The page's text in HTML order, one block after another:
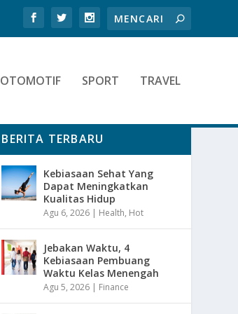
OTOMOTIF SPORT TRAVEL
BERITA TERBARU
Kebiasaan Sehat Yang
Dapat Meningkatkan
Kualitas Hidup
Agu 6, 2026 | Health, Hot
Jebakan Waktu, 4
Kebiasaan Pembuang
Waktu Kelas Menengah
Agu 5, 2026 | Finance